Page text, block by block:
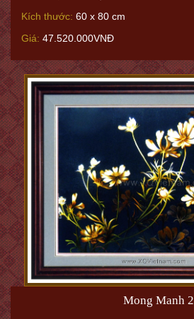
Kích thước: 60 x 80 cm
Giá: 47.520.000VNĐ
Mong Manh 2